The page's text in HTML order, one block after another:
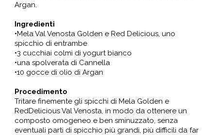
Argan.
Ingredienti
•Mela Val Venosta Golden e Red Delicious, uno
spicchio di entrambe
•3 cucchiai colmi di yogurt bianco
•una spolverata di Cannella
•10 gocce di olio di Argan
Procedimento
Tritare finemente gli spicchi di Mela Golden e
RedDelicious Val Venosta, in modo da ottenere un
composto omogeneo e ben sminuzzato, senza
eventuali parti di spicchio più grandi, più difficili da far